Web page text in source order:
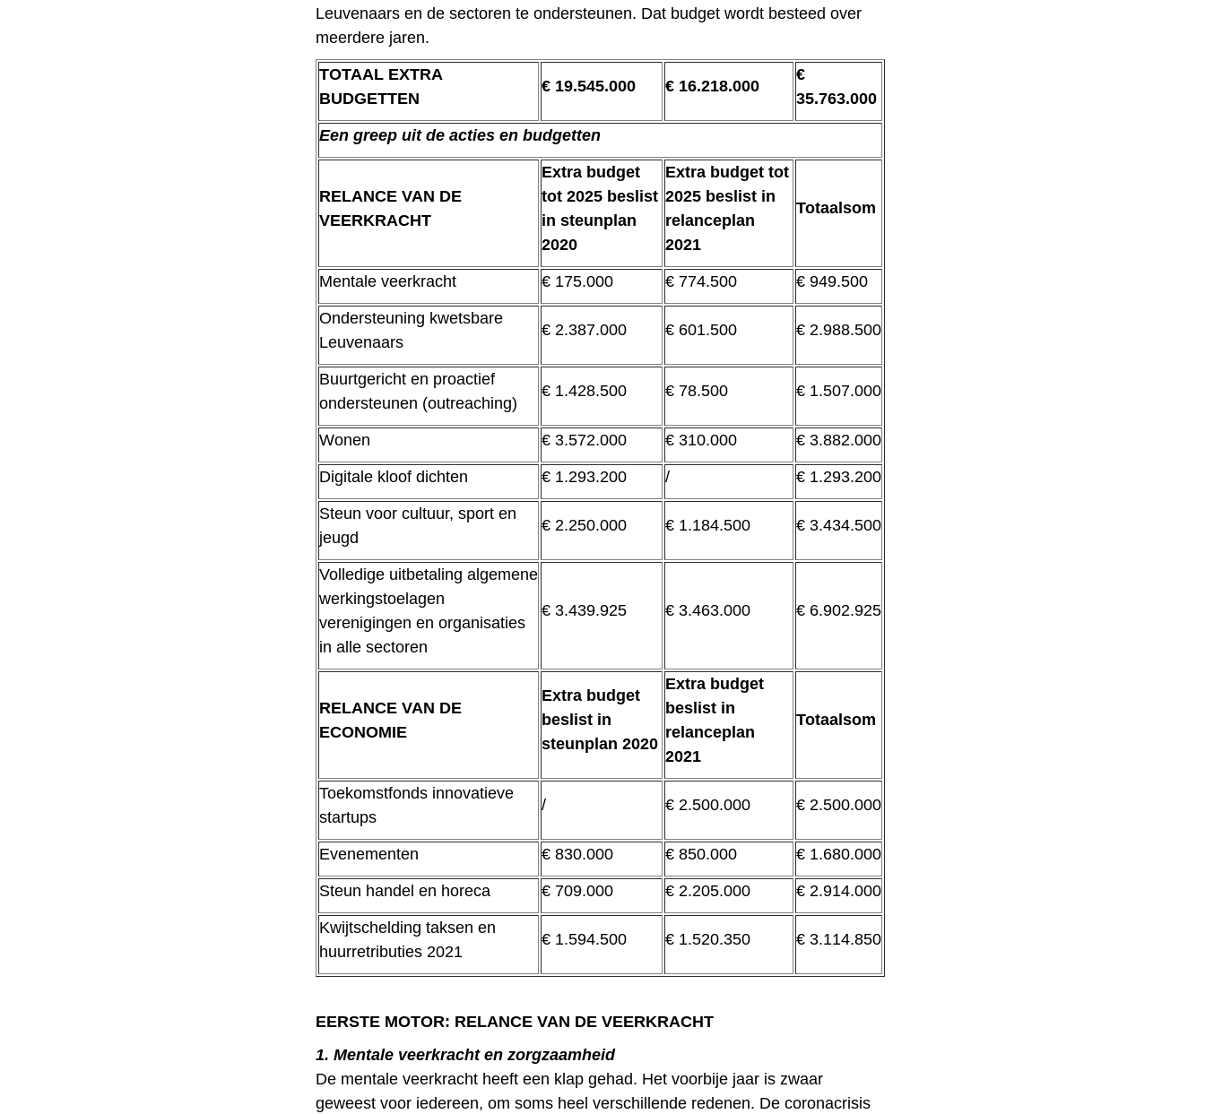
Leuvenaars en de sectoren te ondersteunen. Dat budget wordt besteed over
meerdere jaren.
TOTAAL EXTRA
BUDGETTEN
€ 19.545.000 € 16.218.000
€
35.763.000
Een greep uit de acties en budgetten
RELANCE VAN DE
VEERKRACHT
Extra budget
tot 2025 beslist
in steunplan
2020
Extra budget tot
2025 beslist in
relanceplan
2021
Totaalsom
Mentale veerkracht € 175.000 € 774.500 € 949.500
Ondersteuning kwetsbare
Leuvenaars
€ 2.387.000 € 601.500 € 2.988.500
Buurtgericht en proactief
ondersteunen (outreaching)
€ 1.428.500 € 78.500 € 1.507.000
Wonen € 3.572.000 € 310.000 € 3.882.000
Digitale kloof dichten € 1.293.200 / € 1.293.200
Steun voor cultuur, sport en
jeugd
€ 2.250.000 € 1.184.500 € 3.434.500
Volledige uitbetaling algemene
werkingstoelagen
verenigingen en organisaties
in alle sectoren
€ 3.439.925 € 3.463.000 € 6.902.925
RELANCE VAN DE
ECONOMIE
Extra budget
beslist in
steunplan 2020
Extra budget
beslist in
relanceplan
2021
Totaalsom
Toekomstfonds innovatieve
startups
/ € 2.500.000 € 2.500.000
Evenementen € 830.000 € 850.000 € 1.680.000
Steun handel en horeca € 709.000 € 2.205.000 € 2.914.000
Kwijtschelding taksen en
huurretributies 2021
€ 1.594.500 € 1.520.350 € 3.114.850
EERSTE MOTOR: RELANCE VAN DE VEERKRACHT
1. Mentale veerkracht en zorgzaamheid
De mentale veerkracht heeft een klap gehad. Het voorbije jaar is zwaar
geweest voor iedereen, om soms heel verschillende redenen. De coronacrisis